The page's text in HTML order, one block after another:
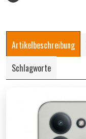
Artikelbeschreibung
Schlagworte